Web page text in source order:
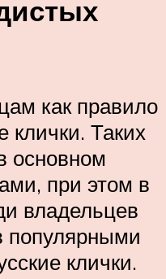
как правило
клички. Таких
основном
при этом в
владельцев
популярными
клички.